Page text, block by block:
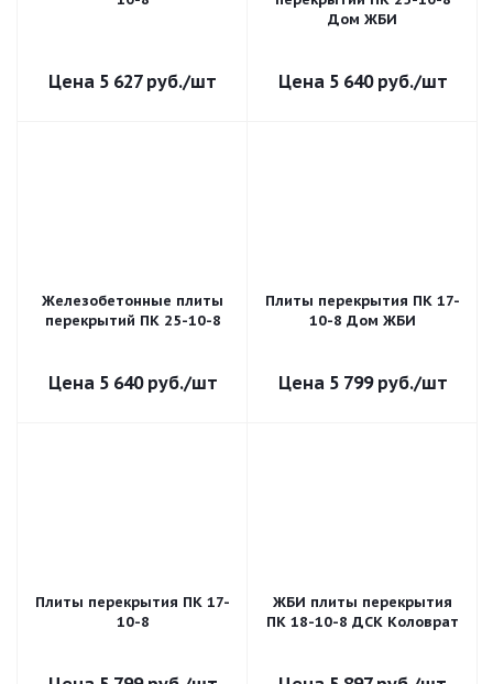
5 627руб./шт
Дом ЖБИ
5 640руб./шт
Железобетонные плиты
перекрытий ПК 25-10-8
5 640руб./шт
Плиты перекрытия ПК 17-
10-8 Дом ЖБИ
5 799руб./шт
Плиты перекрытия ПК 17-
10-8
ЖБИ плиты перекрытия
ПК 18-10-8 ДСК Коловрат